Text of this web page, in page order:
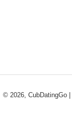
© 2026, CubDatingGo |